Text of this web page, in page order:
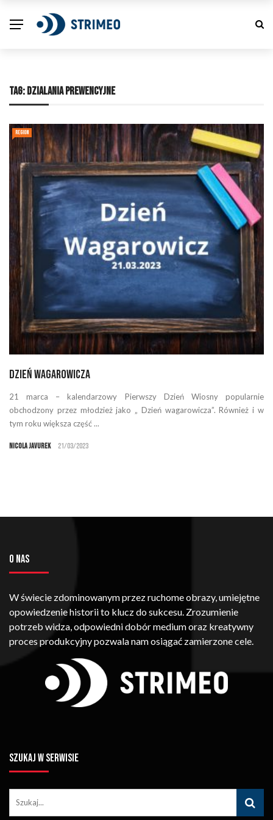
TAG: DZIALANIA PREWENCYJNE
REGION
Dzień Wagarowicza
21 marca – kalendarzowy Pierwszy Dzień Wiosny popularnie
obchodzony przez młodzież jako „ Dzień wagarowicza”. Również i w
tym roku większa część ...
Nicola Javurek 21/03/2023
O NAS
W świecie zdominowanym przez ruchome obrazy, umiejętne
opowiedzenie historii to klucz do sukcesu. Zrozumienie
potrzeb widza, odpowiedni dobór medium oraz kreatywny
proces produkcyjny pozwala nam osiągać zamierzone cele.
SZUKAJ W SERWISIE